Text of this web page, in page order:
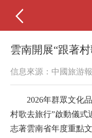
雲南開展“跟著
信息來源：中國旅游報
2026年群眾文化品
村歌去旅行”啟動儀式
志著雲南省年度重點